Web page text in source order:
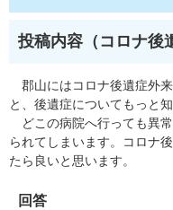
投稿内容（コロナ後
郡山にはコロナ後遺症外
と、後遺症についてもっと
どこの病院へ行っても異
られてしまいます。コロナ
たら良いと思います。
回答